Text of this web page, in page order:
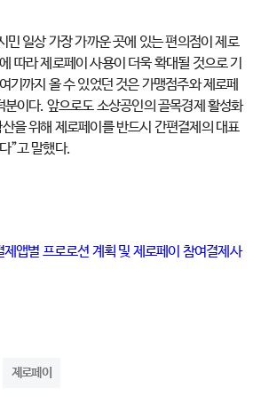
일상 가장 가까운 곳에 있는 편의점이 제로
따라 제로페이 사용이 더욱 확대될 것으로 기
기까지 올 수 있었던 것은 가맹점주와 제로페
분이다. 앞으로도 소상공인의 골목경제 활성화
을 위해 제로페이를 반드시 간편결제의 대표
”고 말했다.
앱별 프로로션 계획 및 제로페이 참여결제사
제로페이